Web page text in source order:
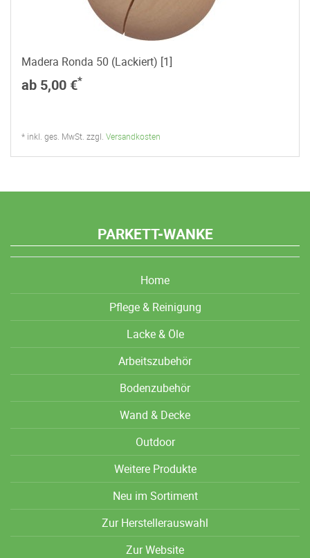
Madera Ronda 50 (Lackiert) [1]
ab 5,00 €*
* inkl. ges. MwSt. zzgl. Versandkosten
PARKETT-WANKE
Home
Pflege & Reinigung
Lacke & Öle
Arbeitszubehör
Bodenzubehör
Wand & Decke
Outdoor
Weitere Produkte
Neu im Sortiment
Zur Herstellerauswahl
Zur Website